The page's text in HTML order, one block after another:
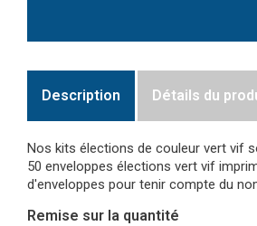
Description Détails du
Nos kits élections de couleur vert vif
50 enveloppes élections vert vif
d'enveloppes pour tenir compte du
Remise sur la quantité